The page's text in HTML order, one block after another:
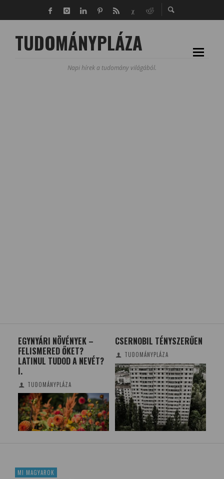
TUDOMÁNYPLÁZA
Napi hírek a tudomány világából.
EGYNYÁRI NÖVÉNYEK –
FELISMERED ŐKET?
LATINUL TUDOD A NEVÉT?
I.
TUDOMÁNYPLÁZA
CSERNOBIL TÉNYSZERŰEN
TUDOMÁNYPLÁZA
MI MAGYAROK